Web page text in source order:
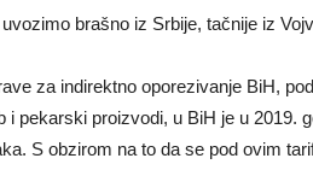
brašno iz Srbije, tačnije iz
za indirektno oporezivanje BiH,
i pekarski proizvodi, u BiH je u 2019.
S obzirom na to da se pod ovim